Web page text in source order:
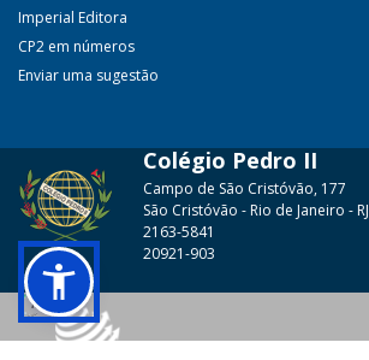
Imperial Editora
CP2 em números
Enviar uma sugestão
Colégio Pedro II
Campo de São Cristóvão, 177
São Cristóvão - Rio de Janeiro - RJ
2163-5841
20921-903